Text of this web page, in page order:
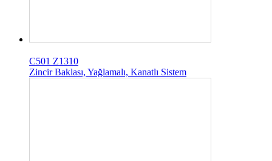
C501 Z1310
Zincir Baklası, Yağlamalı, Kanatlı Sistem